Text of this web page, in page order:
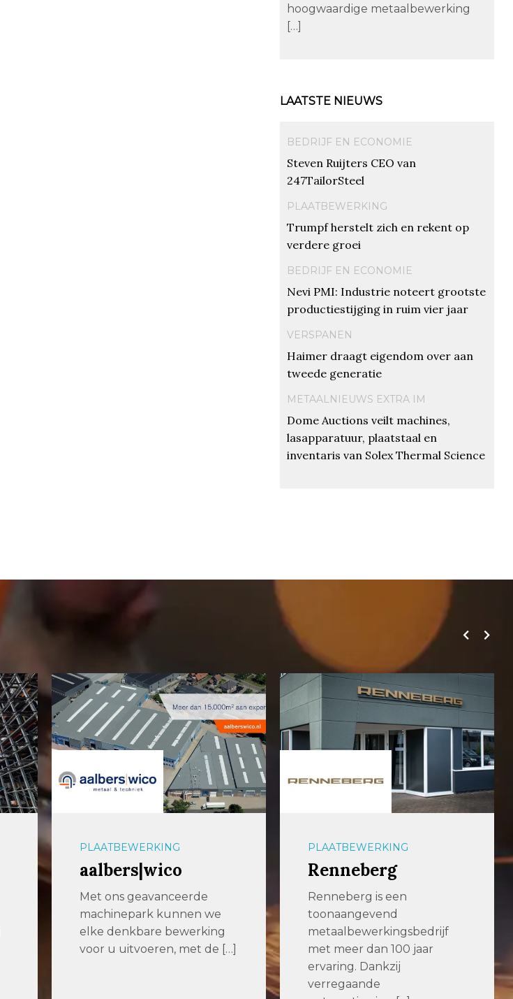
hoogwaardige metaalbewerking
[…]
LAATSTE NIEUWS
BEDRIJF EN ECONOMIE
Steven Ruijters CEO van
247TailorSteel
PLAATBEWERKING
Trumpf herstelt zich en rekent op
verdere groei
BEDRIJF EN ECONOMIE
Nevi PMI: Industrie noteert grootste
productiestijging in ruim vier jaar
VERSPANEN
Haimer draagt eigendom over aan
tweede generatie
METAALNIEUWS EXTRA IM
Dome Auctions veilt machines,
lasapparatuur, plaatstaal en
inventaris van Solex Thermal Science
PLAATBEWERKING
aalbers|wico
Met ons geavanceerde
machinepark kunnen we
elke denkbare bewerking
voor u uitvoeren, met de […]
PLAATBEWERKING
Renneberg
Renneberg is een
toonaangevend
metaalbewerkingsbedrijf
met meer dan 100 jaar
ervaring. Dankzij
verregaande